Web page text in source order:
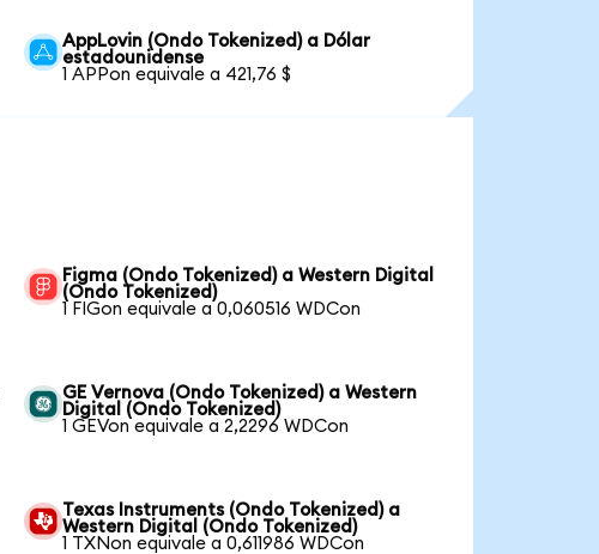
AppLovin (Ondo Tokenized) a Dólar
estadounidense
1 APPon equivale a 421,76 $
Figma (Ondo Tokenized) a Western Digital
(Ondo Tokenized)
1 FIGon equivale a 0,060516 WDCon
GE Vernova (Ondo Tokenized) a Western
Digital (Ondo Tokenized)
1 GEVon equivale a 2,2296 WDCon
Texas Instruments (Ondo Tokenized) a
Western Digital (Ondo Tokenized)
1 TXNon equivale a 0,611986 WDCon